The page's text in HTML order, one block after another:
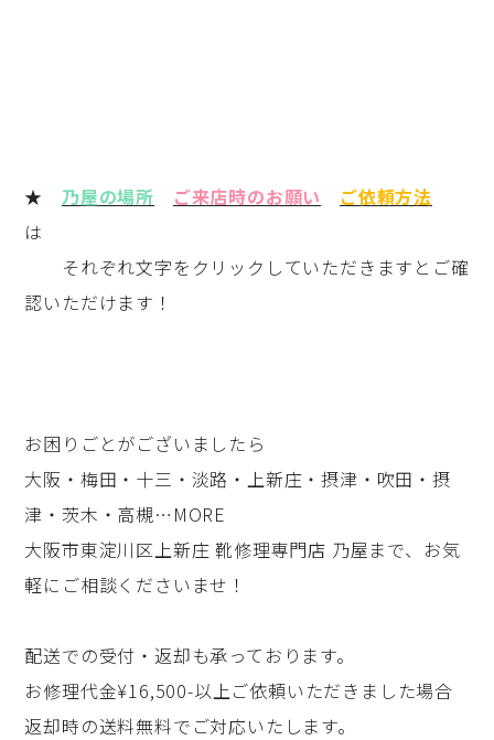
★乃屋の場所 ご来店時のお願い
ご依頼方法
は
それぞれ文字をクリックしていただきますとご確
認いただけます！
お困りごとがございましたら
大阪・梅田・十三・淡路・上新庄・摂津・吹田・摂
津・茨木・高槻…MORE
大阪市東淀川区上新庄 靴修理専門店 乃屋まで、お気
軽にご相談くださいませ！
配送での受付・返却も承っております。
お修理代金¥16,500-以上ご依頼いただきました場合
返却時の送料無料でご対応いたします。